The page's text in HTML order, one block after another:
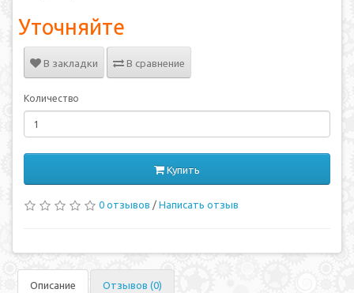
Уточняйте
В закладки В сравнение
Количество
Купить
0 отзывов / Написать отзыв
Описание Отзывов (0)